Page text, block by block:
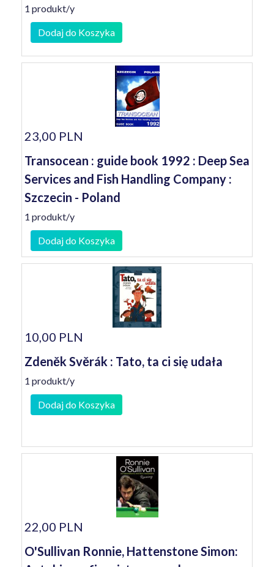
1 produkt/y
Dodaj do Koszyka
23,00 PLN
Transocean : guide book 1992 : Deep Sea
Services and Fish Handling Company :
Szczecin - Poland
1 produkt/y
Dodaj do Koszyka
10,00 PLN
Zdeněk Svěrák : Tato, ta ci się udała
1 produkt/y
Dodaj do Koszyka
22,00 PLN
O'Sullivan Ronnie, Hattenstone Simon: